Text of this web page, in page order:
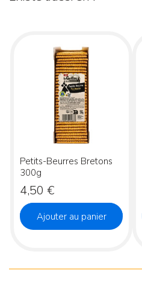
Petits-Beurres Bretons
300g
Prix
4,50 €
Ajouter au panier